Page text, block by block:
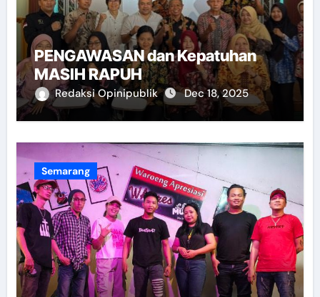
PENGAWASAN dan Kepatuhan
MASIH RAPUH
Redaksi Opinipublik Dec 18, 2025
Semarang